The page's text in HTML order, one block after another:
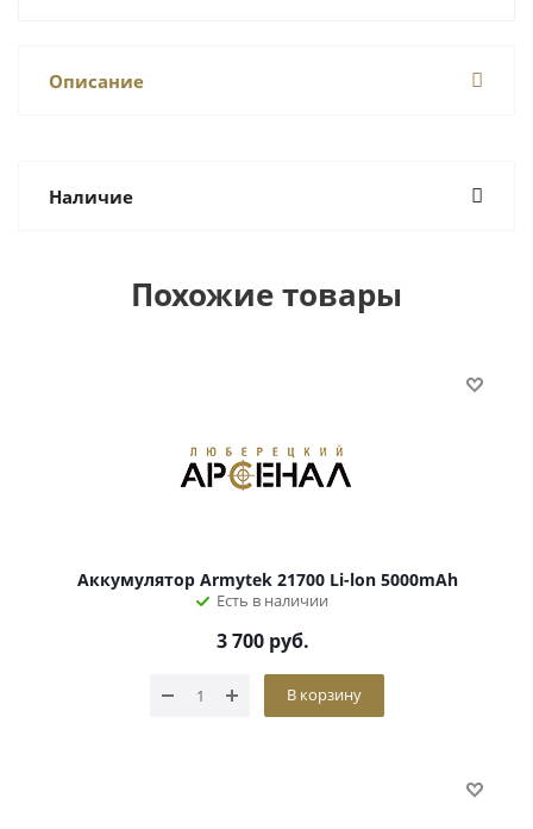
Описание
Наличие
Похожие товары
Аккумулятор Armytek 21700 Li-lon 5000mAh
Есть в наличии
3 700 руб.
В корзину